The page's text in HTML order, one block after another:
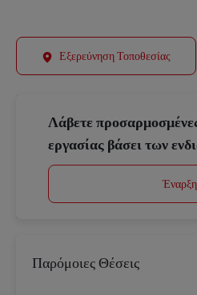
Εξερεύνηση Τοποθεσίας
Λάβετε
εργασίας βάσει των
Έναρξη
Παρόμοιες Θέσεις